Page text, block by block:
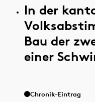
In der
Bau der
einer
Chronik-Eintrag